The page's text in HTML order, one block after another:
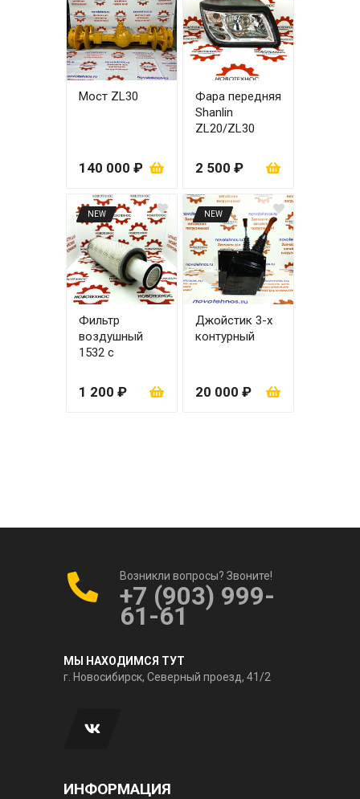
Мост ZL30
140 000 ₽
Фара передняя
Shanlin
ZL20/ZL30
2 500 ₽
NEW
Фильтр
воздушный
1532 с
1 200 ₽
NEW
Джойстик 3-х
контурный
20 000 ₽
Возникли вопросы? Звоните!
+7 (903) 999-
61-61
МЫ НАХОДИМСЯ ТУТ
г. Новосибирск, Северный проезд, 41/2
ИНФОРМАЦИЯ